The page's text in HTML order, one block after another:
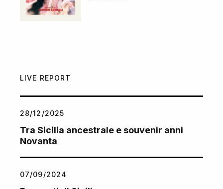
LIVE REPORT
28/12/2025
Tra Sicilia ancestrale e souvenir anni
Novanta
07/09/2024